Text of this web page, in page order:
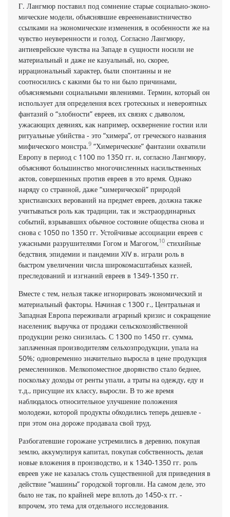
Г. Лангмюр поставил под сомнение старые социально-эконо­
мические модели, объяснявшие евреененавистничество
ссылками на экономические изменения, в особенности же на
чувство неуверенности и голод. Согласно Лангмюру,
антиеврейские чувства на Западе в сущности носили не
материальный и даже не казуальный, но, скорее,
иррациональный характер, были спонтанны и не
соотносились с какими бы то ни было причинами,
объясняемыми социальными явлениями. Термин, который он
использует для определения всех гротескных и невероятных
фантазий о “злобности” евреев, их связях с дьяволом,
ужасающих деяниях, как например, оскверне­ние гостии или
ритуальные убийства - это “химера”, от гречес­кого названия
мифического монстра.9 “Химерические” фантазии охватили
Европу в период с 1100 по 1350 гг. и, согласно Ланг­мюру,
объясняют большинство многочисленных насильственных
актов, совершенных против евреев в это время. Однако
наряду со странной, даже “химеричес­кой” природой
христианских верований на предмет евреев, должна также
учитываться роль как традиции, так и экстраординарных
событий, взрывавших обычное состояние общества снова и
снова с 1050 по 1350 гг. Устойчивые ассоциации евреев с
ужасными разрушителями Гогом и Магогом,10 стихийные
бедствия, эпидемии и пандемии XIV в. играли роль в
быстром увеличении числа широкомасштабных каз­ней,
преследований и изгнаний евреев в 1349-1350 гг.
Вместе с тем, нельзя также игнорировать экономический и
материальный факторы. Начиная с 1300 г., Центральная и
Западная Европа переживали аграрный кризис и сокращение
населения; выручка от продажи сельскохозяйственной
продук­ции резко снизилась. С 1300 по 1450 гг. сумма,
заплаченная производите­лям сельхозпродукции, упала на
50%; одновременно значительно выросла в цене продукция
ремесленников. Мелкопоместное дворян­ство стало беднее,
поскольку доходы от ренты упали, а траты на одежду, еду и
т.д., присущие их классу, выросли. В то же время
наблюдалось относительное улучшение положения
молодежи, ко­торой продукты обходились теперь дешевле -
при этом она дороже про­давала свой труд.
Разбогатевшие горожане устремились в деревню, покупая
зем­лю, аккумулируя капитал, покупая собственность, делая
новые вложения в производство, и к 1340-1350 гг. роль
евреев уже не каза­лась столь существенной для приведения в
действие “машины” городской торговли. На самом деле, это
было не так, по крайней мере вплоть до 1450-х гг. -
впрочем, это тема для от­дельного исследования.